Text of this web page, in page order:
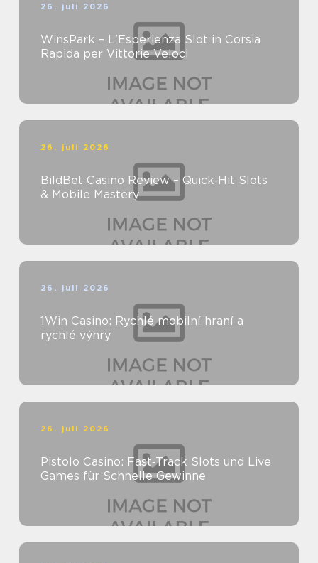
26. juli 2026
WinsPark – L'Esperienza Slot in Corsia
Rapida per Vittorie Veloci
26. juli 2026
BildBet Casino Review – Quick‑Hit Slots
& Mobile Mastery
26. juli 2026
1Win Casino: Rychlé mobilní hraní a
rychlé výhry
26. juli 2026
Pistolo Casino: Fast‑Track Slots und Live
Games für Schnelle Gewinne